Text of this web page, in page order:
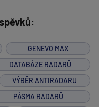
GENEVO MAX
DATABÁZE RADARŮ
VÝBĚR ANTIRADARU
PÁSMA RADARŮ